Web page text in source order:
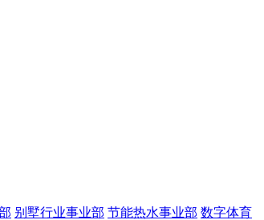
别墅行业事业部 节能热水事业部 数字体育